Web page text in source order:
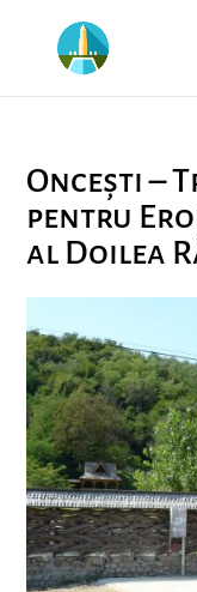
Oncești –
pentru
al Doilea